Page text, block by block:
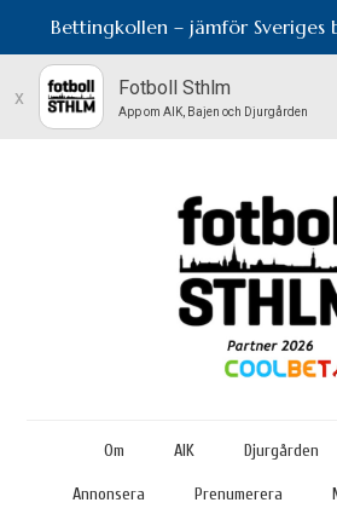
Bettingkollen – jämför Sveriges
x Fotboll Sthlm
App om AIK, Bajen och Djurgården
Om AIK Djurgården
Annonsera Prenumerera